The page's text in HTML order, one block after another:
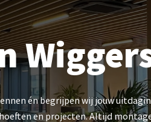
én begrijpen wij jouw
en projecten. Altijd